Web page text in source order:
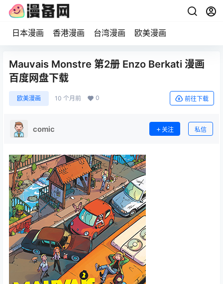
日本漫画 香港漫画 台湾漫画 欧美漫画
Mauvais Monstre 第2册 Enzo Berkati 漫画
百度网盘下载
欧美漫画 10 个月前 0 前往下载
comic 关注 私信